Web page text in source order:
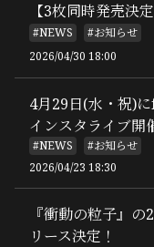
【3枚同時発売決定
#NEWS
#お知らせ
2026/04/30 18:00
4月29日(水・祝)
インスタライブ開
#NEWS
#お知らせ
2026/04/23 18:30
『衝動の粒子』
リース決定！